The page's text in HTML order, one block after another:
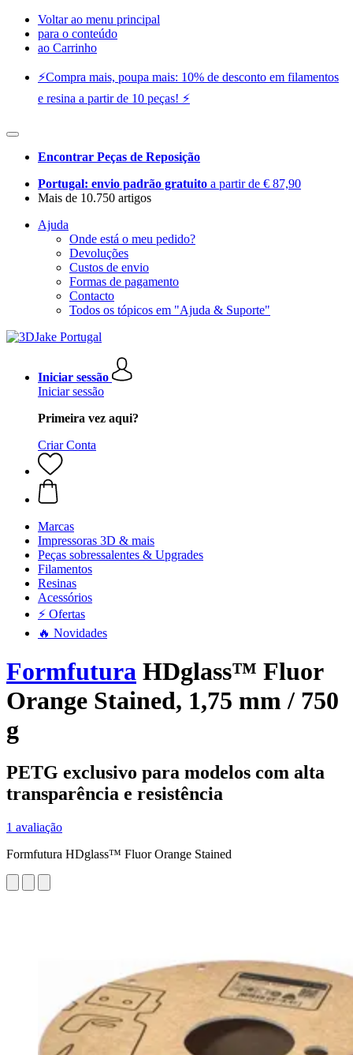
Voltar ao menu principal
para o conteúdo
ao Carrinho
⚡️Compra mais, poupa mais: 10% de desconto em filamentos
e resina a partir de 10 peças! ⚡️
Encontrar Peças de Reposição
Portugal: envio padrão gratuito a partir de € 87,90
Mais de 10.750 artigos
Ajuda
Onde está o meu pedido?
Devoluções
Custos de envio
Formas de pagamento
Contacto
Todos os tópicos em "Ajuda & Suporte"
Iniciar sessão
Iniciar sessão
Primeira vez aqui?
Criar Conta
Marcas
Impressoras 3D & mais
Peças sobressalentes & Upgrades
Filamentos
Resinas
Acessórios
⚡ Ofertas
🔥 Novidades
Formfutura HDglass™ Fluor
Orange Stained, 1,75 mm / 750
g
PETG exclusivo para modelos com alta
transparência e resistência
1 avaliação
Formfutura HDglass™ Fluor Orange Stained